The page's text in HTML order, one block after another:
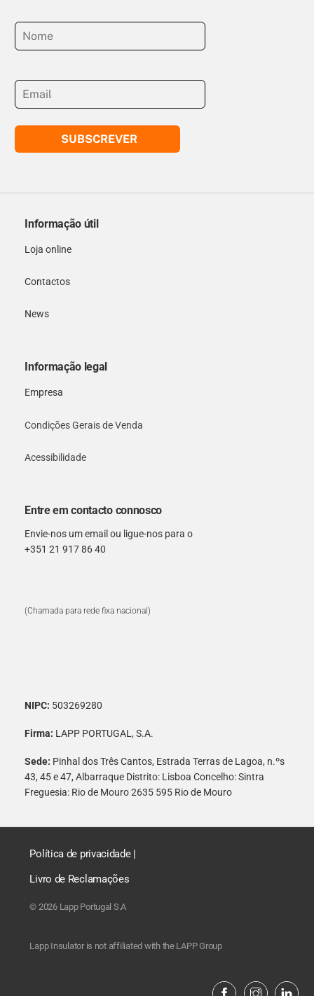
SUBSCREVER
Informação útil
Loja online
Contactos
News
Informação legal
Empresa
Condições Gerais de Venda
Acessibilidade
Entre em contacto connosco
Envie-nos um email ou ligue-nos para o
+351 21 917 86 40
(Chamada para rede fixa nacional)
NIPC: 503269280
Firma: LAPP PORTUGAL, S.A.
Sede: Pinhal dos Três Cantos, Estrada Terras de Lagoa, n.ºs
43, 45 e 47, Albarraque Distrito: Lisboa Concelho: Sintra
Freguesia: Rio de Mouro 2635 595 Rio de Mouro
Política de privacidade|
Livro de Reclamações
© 2026 Lapp Portugal S.A
Lapp Insulator is not affiliated with the LAPP Group